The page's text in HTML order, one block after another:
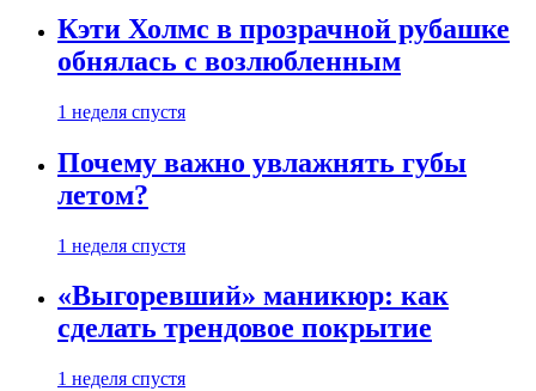
Кэти Холмс в прозрачной рубашке
обнялась с возлюбленным
1 неделя спустя
Почему важно увлажнять губы
летом?
1 неделя спустя
«Выгоревший» маникюр: как
сделать трендовое покрытие
1 неделя спустя